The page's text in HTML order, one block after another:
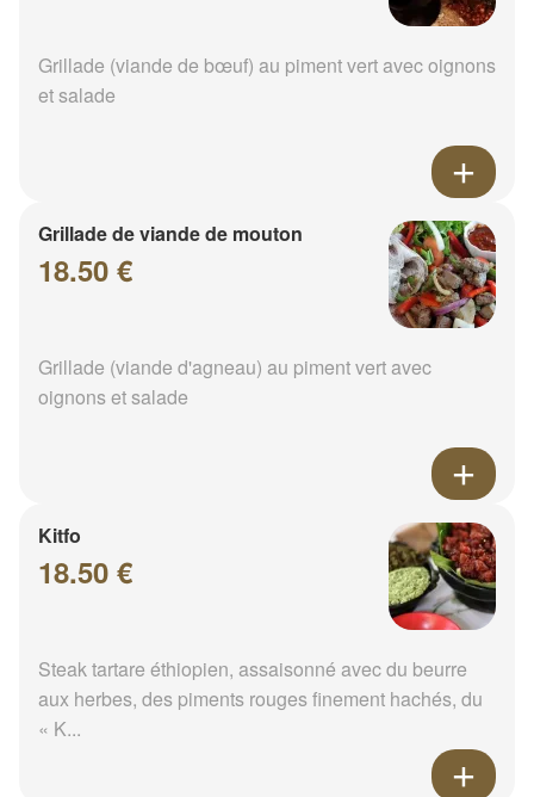
Grillade (viande de bœuf) au piment vert avec oignons
et salade
Grillade de viande de mouton
18.50 €
Grillade (viande d'agneau) au piment vert avec
oignons et salade
Kitfo
18.50 €
Steak tartare éthiopien, assaisonné avec du beurre
aux herbes, des piments rouges finement hachés, du
« K...